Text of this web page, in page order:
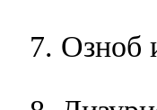
Озноб